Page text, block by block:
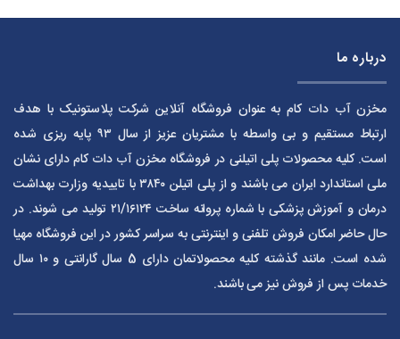
درباره ما
مخزن آب دات کام به عنوان فروشگاه آنلاین شرکت پلاستونیک با هدف
ارتباط مستقیم و بی واسطه با مشتریان عزیز از سال ۹۳ پایه ریزی شده
است. کلیه محصولات پلی اتیلنی در فروشگاه مخزن آب دات کام دارای نشان
ملی استاندارد ایران می باشند و از پلی اتیلن ۳۸۴۰ با تاییدیه وزارت بهداشت
درمان و آموزش پزشکی با شماره پروانه ساخت ۲۱/۱۶۱۲۴ تولید می شوند. در
حال حاضر امکان فروش تلفنی و اینترنتی به سراسر کشور در این فروشگاه مهیا
شده است. مانند گذشته کلیه محصولاتمان دارای 5 سال گارانتی و ۱۰ سال
خدمات پس از فروش نیز می باشند.